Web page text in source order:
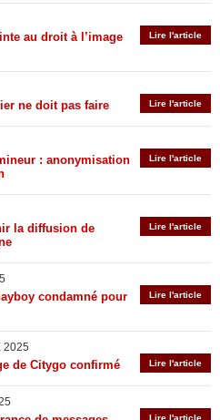
Lire l'article
au droit à l’image
Lire l'article
ne doit pas faire
Lire l'article
: anonymisation
Lire l'article
la diffusion de
Lire l'article
condamné pour
2025
Lire l'article
de Citygo confirmé
Lire l'article